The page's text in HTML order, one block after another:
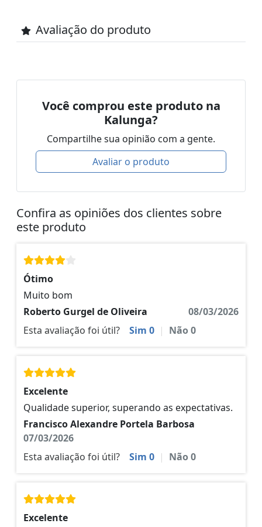
Avaliação do produto
Você comprou este produto na
Kalunga?
Compartilhe sua opinião com a gente.
Avaliar o produto
Confira as opiniões dos clientes sobre
este produto
Ótimo
Muito bom
Roberto Gurgel de Oliveira
08/03/2026
Esta avaliação foi útil?
Sim 0 | Não0
Excelente
Qualidade superior, superando as expectativas.
Francisco Alexandre Portela Barbosa
07/03/2026
Esta avaliação foi útil?
Sim 0 | Não0
Excelente